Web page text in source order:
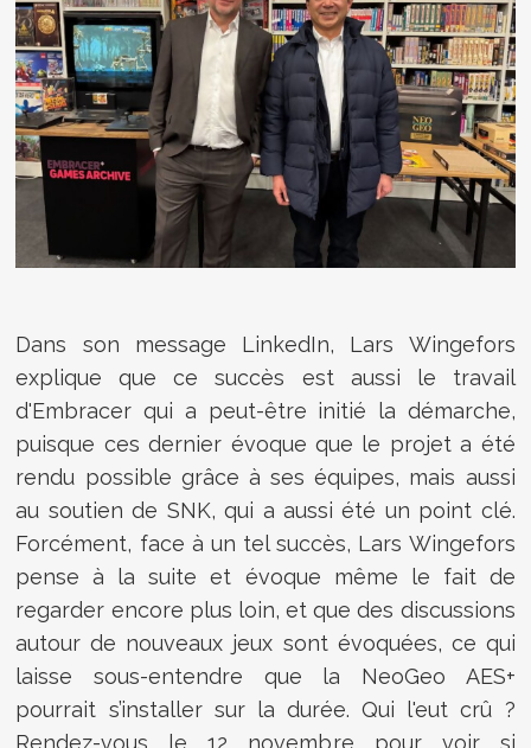
Dans son message LinkedIn, Lars Wingefors
explique que ce succès est aussi le travail
d'Embracer qui a peut-être initié la démarche,
puisque ces dernier évoque que le projet a été
rendu possible grâce à ses équipes, mais aussi
au soutien de SNK, qui a aussi été un point clé.
Forcément, face à un tel succès, Lars Wingefors
pense à la suite et évoque même le fait de
regarder encore plus loin, et que des discussions
autour de nouveaux jeux sont évoquées, ce qui
laisse sous-entendre que la NeoGeo AES+
pourrait s’installer sur la durée. Qui l'eut crû ?
Rendez-vous le 12 novembre pour voir si